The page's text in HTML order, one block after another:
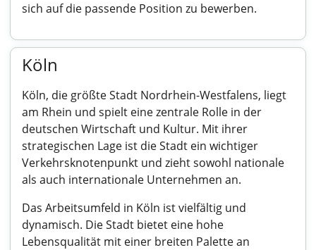
sich auf die passende Position zu bewerben.
Köln
Köln, die größte Stadt Nordrhein-Westfalens, liegt
am Rhein und spielt eine zentrale Rolle in der
deutschen Wirtschaft und Kultur. Mit ihrer
strategischen Lage ist die Stadt ein wichtiger
Verkehrsknotenpunkt und zieht sowohl nationale
als auch internationale Unternehmen an.
Das Arbeitsumfeld in Köln ist vielfältig und
dynamisch. Die Stadt bietet eine hohe
Lebensqualität mit einer breiten Palette an